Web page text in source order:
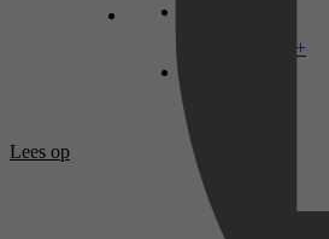
Disney+
Lees op